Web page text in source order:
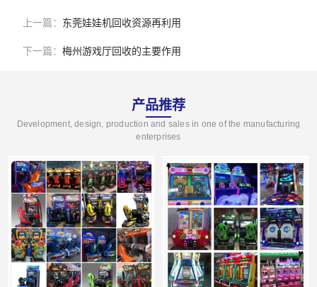
上一篇： 东莞娃娃机回收资源再利用
下一篇： 梅州游戏厅回收的主要作用
产品推荐
Development, design, production and sales in one of the manufacturing
enterprises